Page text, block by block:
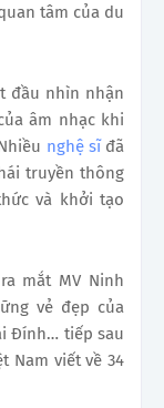
tâm của du
đầu nhìn nhận
âm nhạc khi
nghệ sĩđã
truyền thông
và khởi tạo
mắt MV Ninh
vẻ đẹp của
Đính… tiếp sau
Nam viết về 34